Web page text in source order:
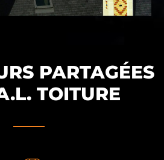
PARTAGÉES
TOITURE